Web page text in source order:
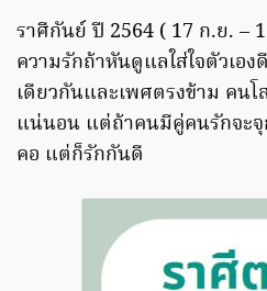
ราศีกันย์ ปี 2564 ( 17 ก.ย. –
ความรักถ้าหันดูแลใส่ใจตัวเอ
เดียวกันและเพศตรงข้าม คนโ
แน่นอน แต่ถ้าคนมีคู่คนรักจะ
คอ แต่ก็รักกันดี